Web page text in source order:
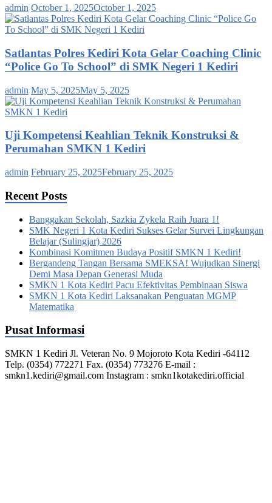
admin October 1, 2025October 1, 2025
Satlantas Polres Kediri Kota Gelar Coaching Clinic
“Police Go To School” di SMK Negeri 1 Kediri
admin May 5, 2025May 5, 2025
Uji Kompetensi Keahlian Teknik Konstruksi &
Perumahan SMKN 1 Kediri
admin February 25, 2025February 25, 2025
Recent Posts
Banggakan Sekolah, Sazkia Zykela Raih Juara 1!
SMK Negeri 1 Kota Kediri Sukses Gelar Survei Lingkungan
Belajar (Sulingjar) 2026
Kombinasi Komitmen Budaya Positif SMKN 1 Kediri!
Bergandeng Tangan Bersama SMEKSA! Wujudkan Sinergi
Demi Masa Depan Generasi Muda
SMKN 1 Kota Kediri Pacu Efektivitas Pembinaan Siswa
SMKN 1 Kota Kediri Laksanakan Penguatan MGMP
Matematika
Pusat Informasi
SMKN 1 Kediri Jl. Veteran No. 9 Mojoroto Kota Kediri -64112
Telp. (0354) 772271 Fax. (0354) 773276 E-mail :
smkn1.kediri@gmail.com Instagram : smkn1kotakediri.official